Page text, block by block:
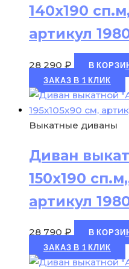
140х190
артикул
28 290 ₽
В
ЗАКАЗ В 1 КЛИК
Выкатные диваны
Диван
150х190
артикул
28 790 ₽
В
ЗАКАЗ В 1 КЛИК